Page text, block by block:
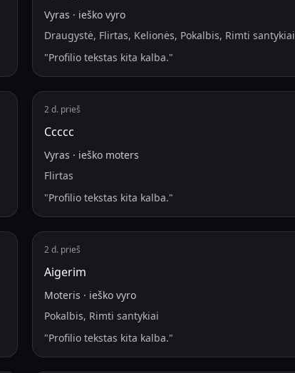
Vyras · ieško vyro
Draugystė, Flirtas, Kelionės, Pokalbis, Rimti santykiai
"Profilio tekstas kita kalba."
2 d. prieš
Ссссс
Vyras · ieško moters
Flirtas
"Profilio tekstas kita kalba."
2 d. prieš
Aigerim
Moteris · ieško vyro
Pokalbis, Rimti santykiai
"Profilio tekstas kita kalba."